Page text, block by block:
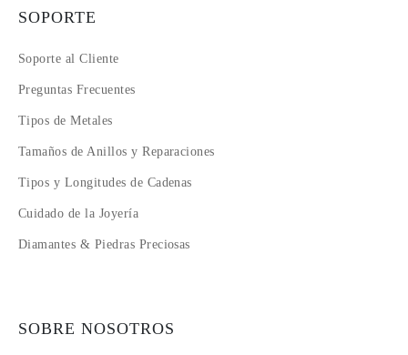
SOPORTE
Soporte al Cliente
Preguntas Frecuentes
Tipos de Metales
Tamaños de Anillos y Reparaciones
Tipos y Longitudes de Cadenas
Cuidado de la Joyería
Diamantes & Piedras Preciosas
SOBRE NOSOTROS